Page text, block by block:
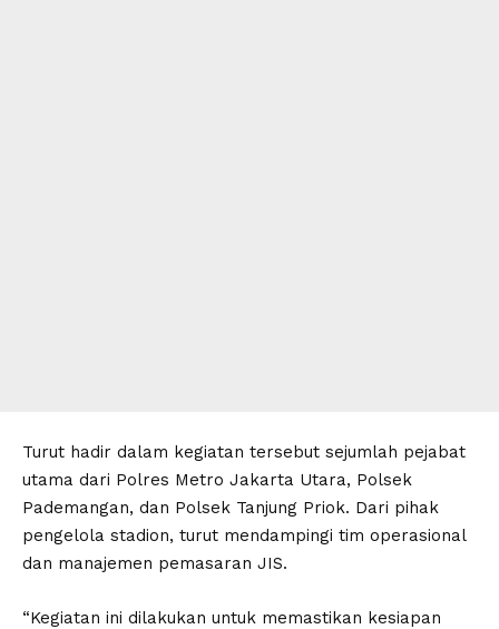
Turut hadir dalam kegiatan tersebut sejumlah pejabat
utama dari Polres Metro Jakarta Utara, Polsek
Pademangan, dan Polsek Tanjung Priok. Dari pihak
pengelola stadion, turut mendampingi tim operasional
dan manajemen pemasaran JIS.
“Kegiatan ini dilakukan untuk memastikan kesiapan